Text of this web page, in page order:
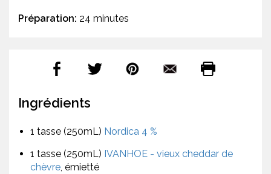
Préparation: 24 minutes
Ingrédients
1 tasse (250mL) Nordica 4 %
1 tasse (250mL) IVANHOE - vieux cheddar de
chèvre, émietté